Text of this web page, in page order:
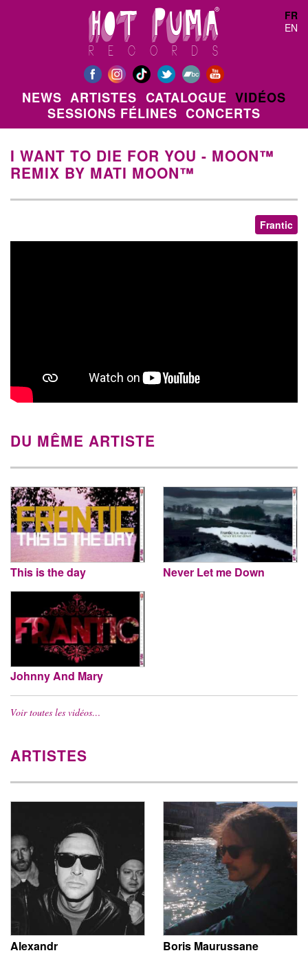
FR
EN
NEWS ARTISTES CATALOGUE VIDÉOS
SESSIONS FÉLINES CONCERTS
I WANT TO DIE FOR YOU - MOON™
REMIX BY MATI MOON™
Frantic
DU MÊME ARTISTE
This is the day Never Let me Down
Johnny And Mary
Voir toutes les vidéos…
ARTISTES
Alexandr Boris Maurussane